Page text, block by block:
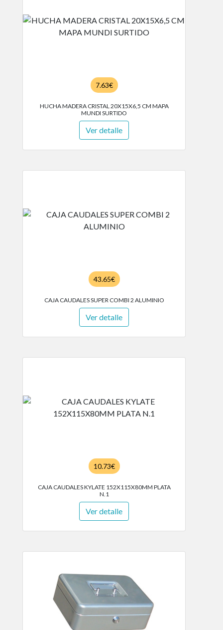
7.63€
HUCHA MADERA CRISTAL 20X15X6,5 CM MAPA
MUNDI SURTIDO
Ver detalle
43.65€
CAJA CAUDALES SUPER COMBI 2 ALUMINIO
Ver detalle
10.73€
CAJA CAUDALES KYLATE 152X115X80MM PLATA
N.1
Ver detalle